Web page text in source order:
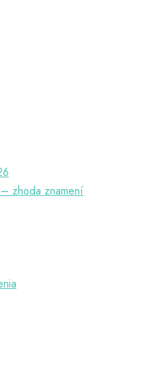
zhoda znamení